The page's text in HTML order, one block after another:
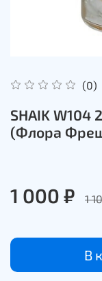
(0)
SHAIK W104
(Флора
1 000 ₽ 1
В